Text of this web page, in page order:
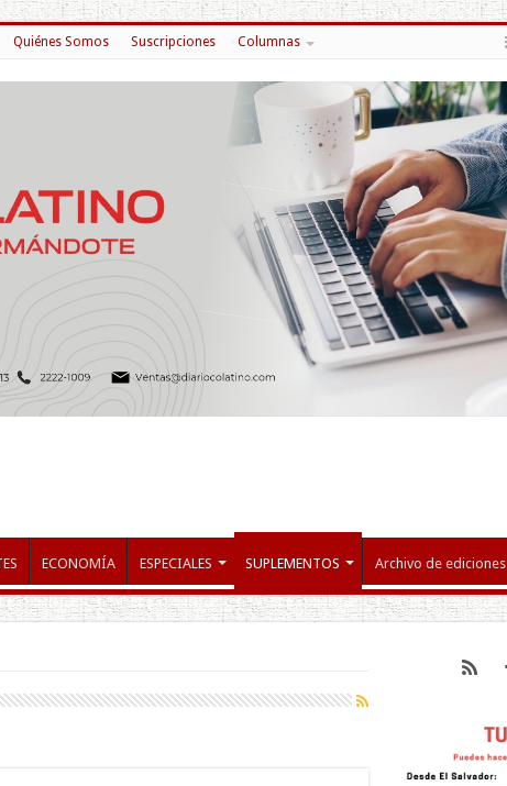
Quiénes Somos Suscripciones Columnas
ECONOMÍA ESPECIALES SUPLEMENTOS Archivo de ediciones